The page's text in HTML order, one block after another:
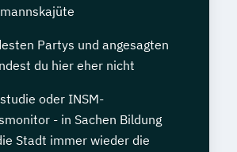
Partys und angesagten
du hier eher nicht
oder INSM-
- in Sachen Bildung
Stadt immer wieder die